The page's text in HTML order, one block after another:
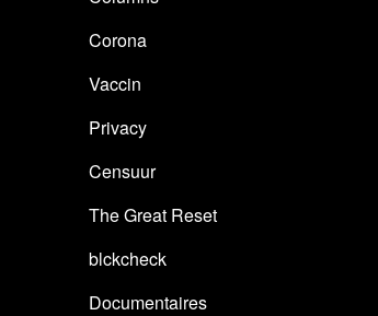
Corona
Vaccin
Privacy
Censuur
The Great Reset
blckcheck
Documentaires